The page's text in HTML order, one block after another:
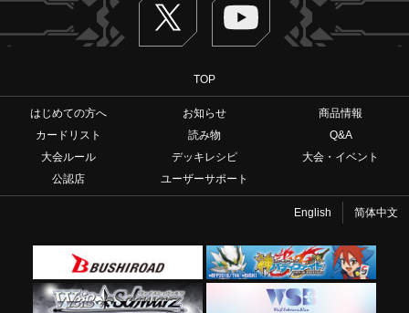
TOP
はじめての方へ お知らせ
商品情報
カードリスト
読み物
Q&A
大会ルール
デッキレシピ
大会・イベント
公認店
ユーザーサポート
English 简体中文